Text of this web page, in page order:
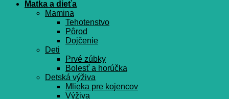
Matka a dieťa
Mamina
Tehotenstvo
Pôrod
Dojčenie
Deti
Prvé zúbky
Bolesť a horúčka
Detská výživa
Mlieka pre kojencov
Výživa